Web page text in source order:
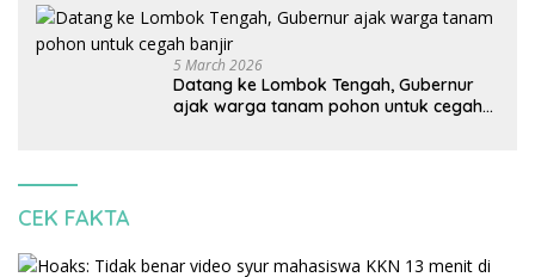
korbankan lingkungan dan warga lokal
5 March 2026
Datang ke Lombok Tengah, Gubernur
ajak warga tanam pohon untuk cegah
CEK FAKTA